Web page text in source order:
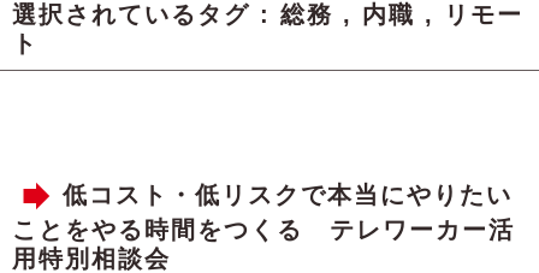
選択されているタグ : 総務 , 内職 ,
リモー
ト
低コスト・低リスクで本当にやりたい
ことをやる時間をつくる テレワーカー活
用特別相談会